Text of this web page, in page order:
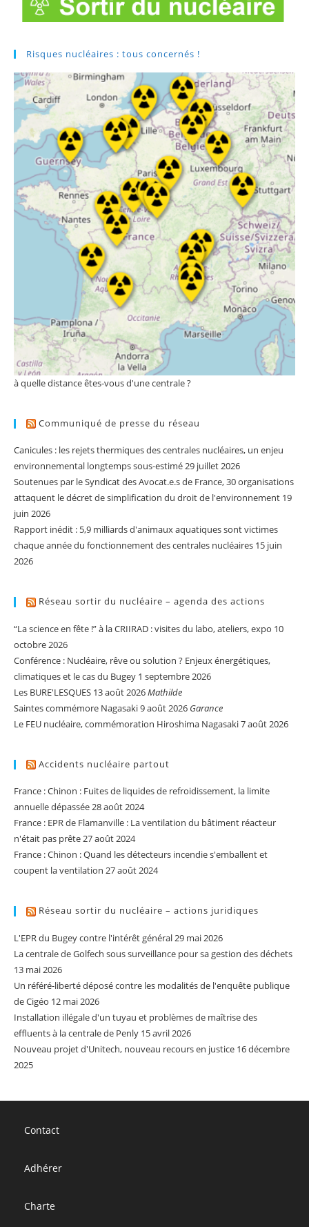
Risques nucléaires : tous concernés !
à quelle distance êtes-vous d'une centrale ?
Communiqué de presse du réseau
Canicules : les rejets thermiques des centrales nucléaires, un enjeu
environnemental longtemps sous-estimé29 juillet 2026
Soutenues par le Syndicat des Avocat.e.s de France, 30 organisations
attaquent le décret de simplification du droit de l'environnement 19
juin 2026
Rapport inédit : 5,9 milliards d'animaux aquatiques sont victimes
chaque année du fonctionnement des centrales nucléaires 15 juin
2026
Réseau sortir du nucléaire – agenda des actions
“La science en fête !” à la CRIIRAD : visites du labo, ateliers, expo 10
octobre 2026
Conférence : Nucléaire, rêve ou solution ? Enjeux énergétiques,
climatiques et le cas du Bugey 1 septembre 2026
Les BURE'LESQUES 13 août 2026Mathilde
Saintes commémore Nagasaki9 août 2026 Garance
Le FEU nucléaire, commémoration Hiroshima Nagasaki7 août 2026
Accidents nucléaire partout
France : Chinon : Fuites de liquides de refroidissement, la limite
annuelle dépassée28 août 2024
France : EPR de Flamanville : La ventilation du bâtiment réacteur
n'était pas prête27 août 2024
France : Chinon : Quand les détecteurs incendie s'emballent et
coupent la ventilation 27 août 2024
Réseau sortir du nucléaire – actions juridiques
L'EPR du Bugey contre l'intérêt général29 mai 2026
La centrale de Golfech sous surveillance pour sa gestion des déchets
13 mai 2026
Un référé-liberté déposé contre les modalités de l'enquête publique
de Cigéo 12 mai 2026
Installation illégale d'un tuyau et problèmes de maîtrise des
effluents à la centrale de Penly 15 avril 2026
Nouveau projet d'Unitech, nouveau recours en justice 16 décembre
2025
Contact
Adhérer
Charte